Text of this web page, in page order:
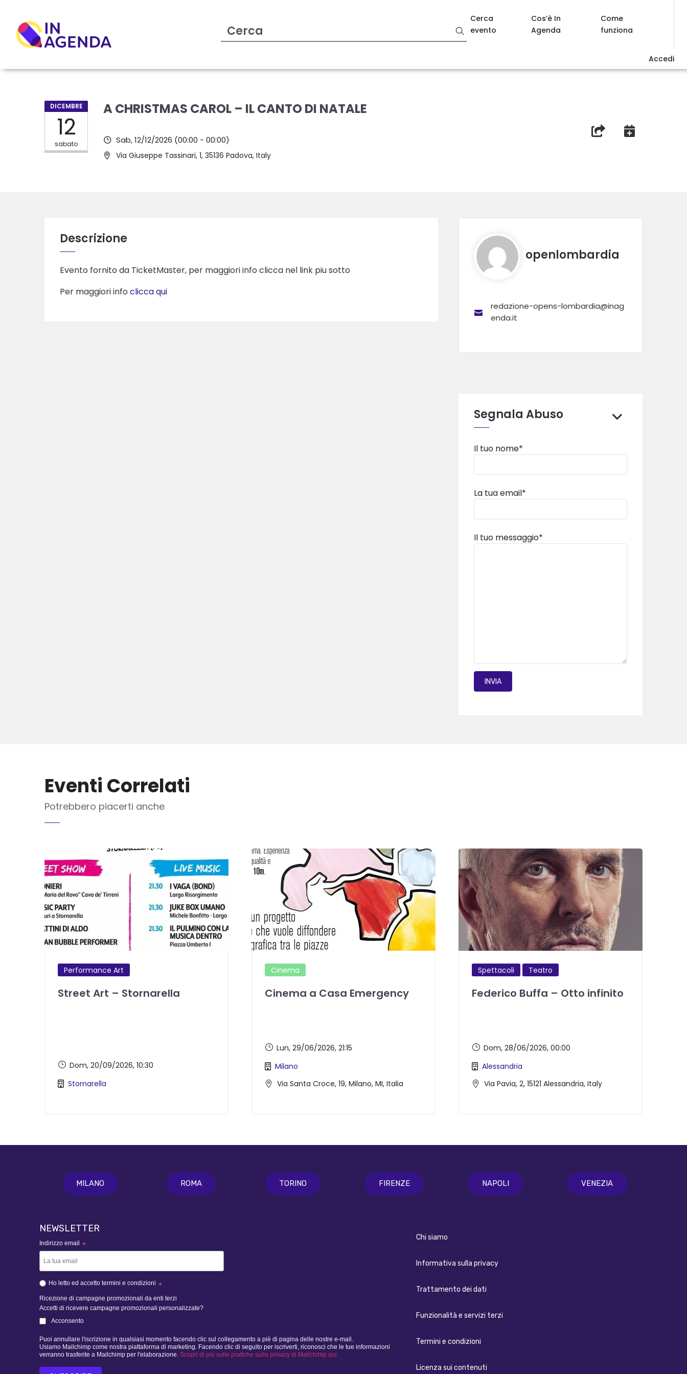
Cerca
evento
Cos’è In
Agenda
Come
funziona
Accedi
DICEMBRE
12
sabato
A CHRISTMAS CAROL – IL CANTO DI NATALE
Sab, 12/12/2026 (00:00 - 00:00)
Via Giuseppe Tassinari, 1, 35136 Padova, Italy
Descrizione
Evento fornito da TicketMaster, per maggiori info clicca nel link piu sotto
Per maggiori info clicca qui
openlombardia
redazione-opens-lombardia@inag
enda.it
Segnala Abuso
Il tuo nome*
La tua email*
Il tuo messaggio*
Eventi Correlati
Potrebbero piacerti anche
Performance Art
Street Art – Stornarella
Stornarella
Dom, 20/09/2026, 10:30
Cinema
Cinema a Casa Emergency
Via Santa Croce, 19, Milano, MI, Italia
Milano
Lun, 29/06/2026, 21:15
Spettacoli Teatro
Federico Buffa – Otto infinito
Via Pavia, 2, 15121 Alessandria, Italy
Alessandria
Dom, 28/06/2026, 00:00
MILANO ROMA TORINO FIRENZE NAPOLI VENEZIA
NEWSLETTER
Indirizzo email *
Ho letto ed accetto termini e condizioni *
Ricezione di campagne promozionali da enti terzi
Accetti di ricevere campagne promozionali personalizzate?
Acconsento
Puoi annullare l'iscrizione in qualsiasi momento facendo clic sul collegamento a piè di pagina delle nostre e-mail.
Usiamo Mailchimp come nostra piattaforma di marketing. Facendo clic di seguito per iscriverti, riconosci che le tue informazioni
verranno trasferite a Mailchimp per l'elaborazione. Scopri di più sulle pratiche sulla privacy di Mailchimp qui.
Chi siamo
Informativa sulla privacy
Trattamento dei dati
Funzionalità e servizi terzi
Termini e condizioni
Licenza sui contenuti